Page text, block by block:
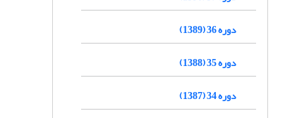
دوره 36 (1389)
دوره 35 (1388)
دوره 34 (1387)